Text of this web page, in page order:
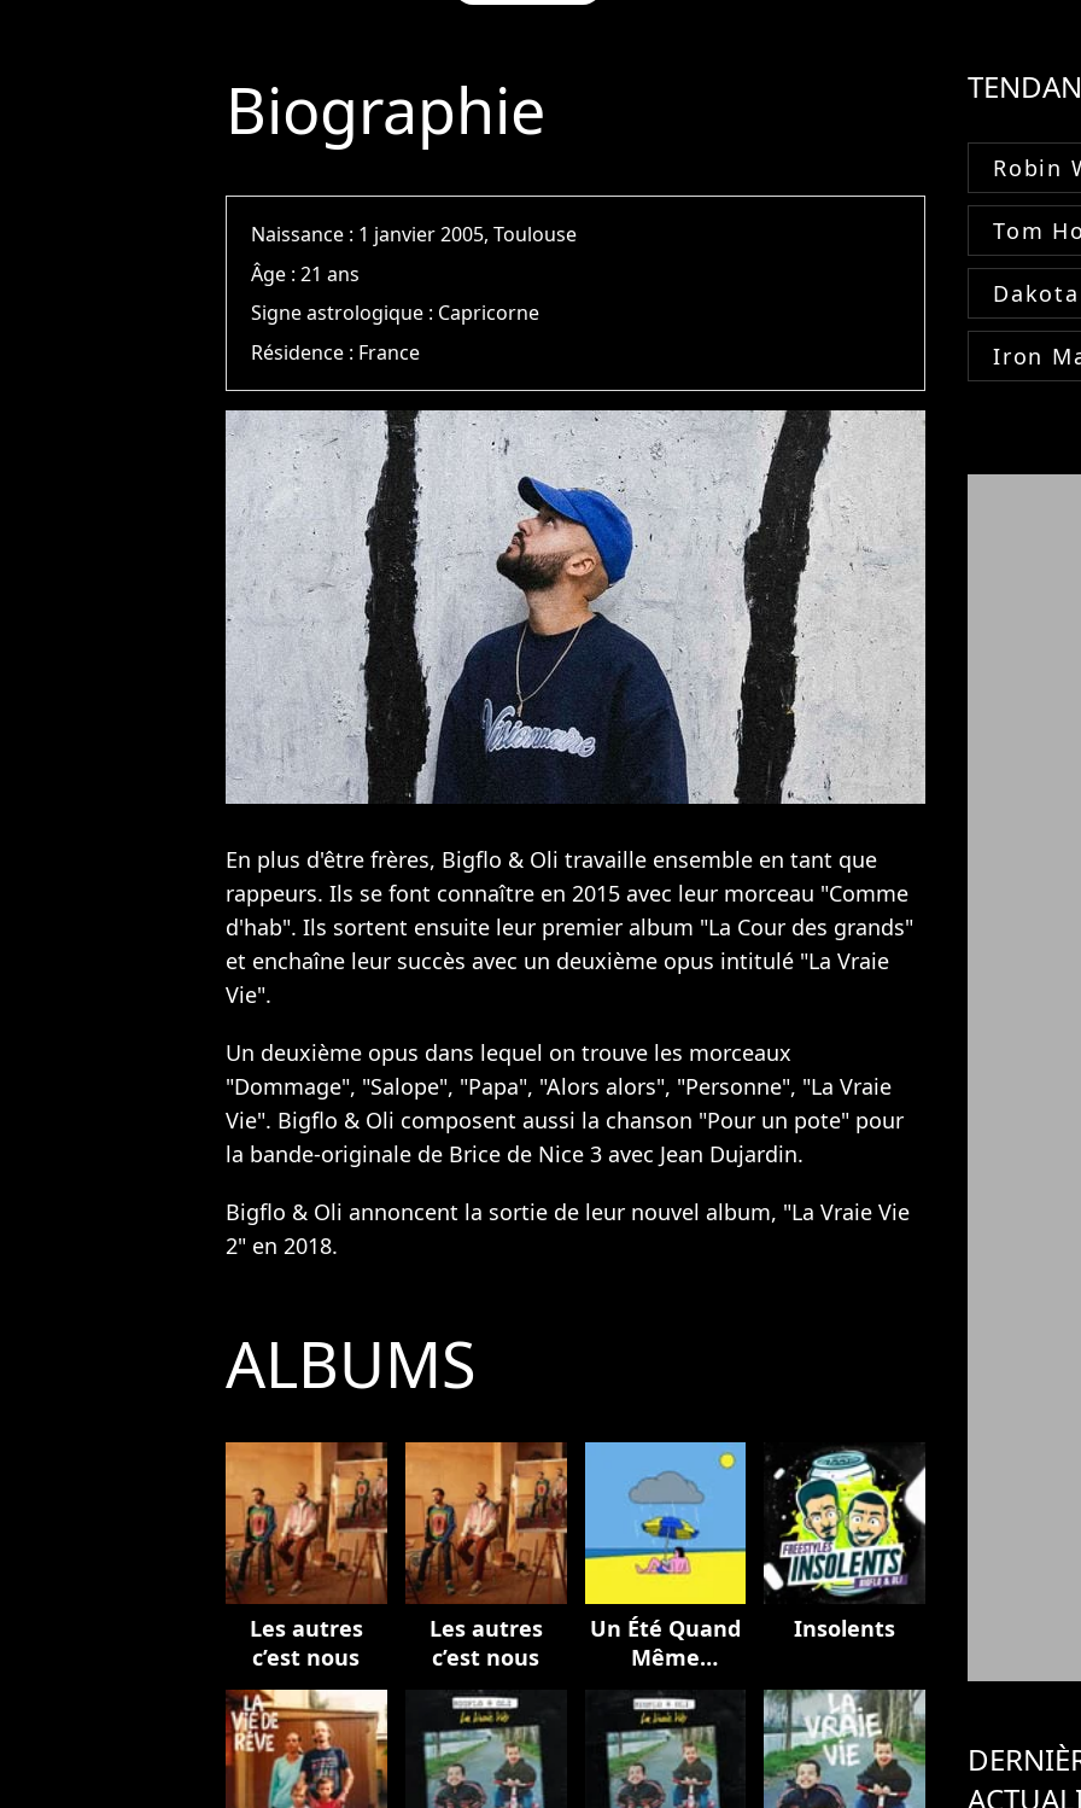
Biographie
Naissance : 1 janvier 2005, Toulouse
Âge :21 ans
Signe astrologique : Capricorne
Résidence : France
En plus d'être frères, Bigflo & Oli travaille ensemble en tant que
rappeurs. Ils se font connaître en 2015 avec leur morceau "Comme
d'hab". Ils sortent ensuite leur premier album "La Cour des grands"
et enchaîne leur succès avec un deuxième opus intitulé "La Vraie
Vie".
Un deuxième opus dans lequel on trouve les morceaux
"Dommage", "Salope", "Papa", "Alors alors", "Personne", "La Vraie
Vie". Bigflo & Oli composent aussi la chanson "Pour un pote" pour
la bande-originale de Brice de Nice 3 avec Jean Dujardin.
Bigflo & Oli annoncent la sortie de leur nouvel album, "La Vraie Vie
2" en 2018.
ALBUMS
Les autres
c’est nous
Les autres
c’est nous
Un Été Quand
Même
(BIGFLO & Oli
et Bon
Entendeur)
Insolents
Robin
Tom
Iron